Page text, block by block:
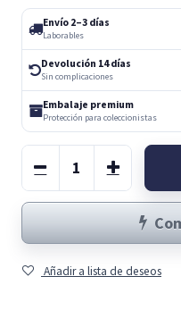
Envío 2–3 días
Laborables
Devolución 14 días
Sin complicaciones
Embalaje premium
Protección para coleccionistas
Añadir a lista de deseos